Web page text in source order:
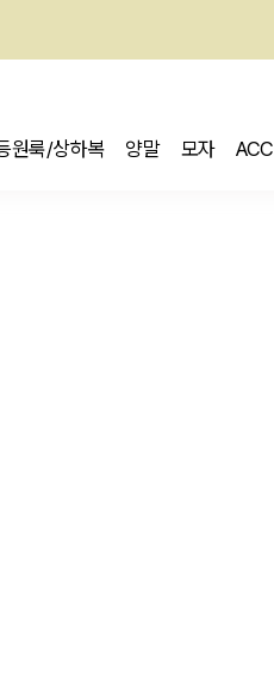
원룩/상하복 양말 모자 ACC